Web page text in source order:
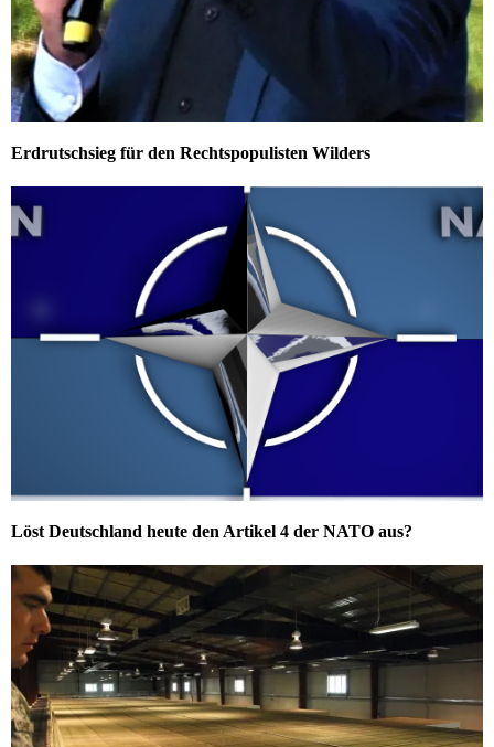
Erdrutschsieg für den Rechtspopulisten Wilders
Löst Deutschland heute den Artikel 4 der NATO aus?